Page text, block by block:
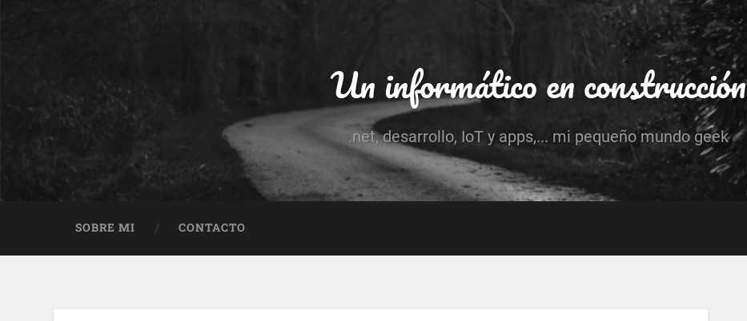
Un informático en construcción
.net, desarrollo, IoT y apps,... mi pequeño mundo geek
SOBRE MI CONTACTO